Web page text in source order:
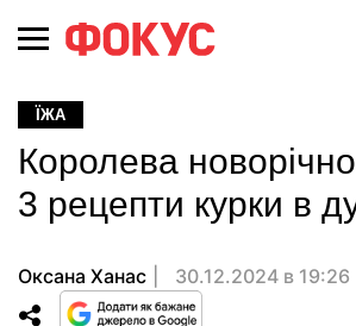
ЇЖА
Королева
3 рецепти курки в
Оксана Ханас 30.12.2024 в 19:26